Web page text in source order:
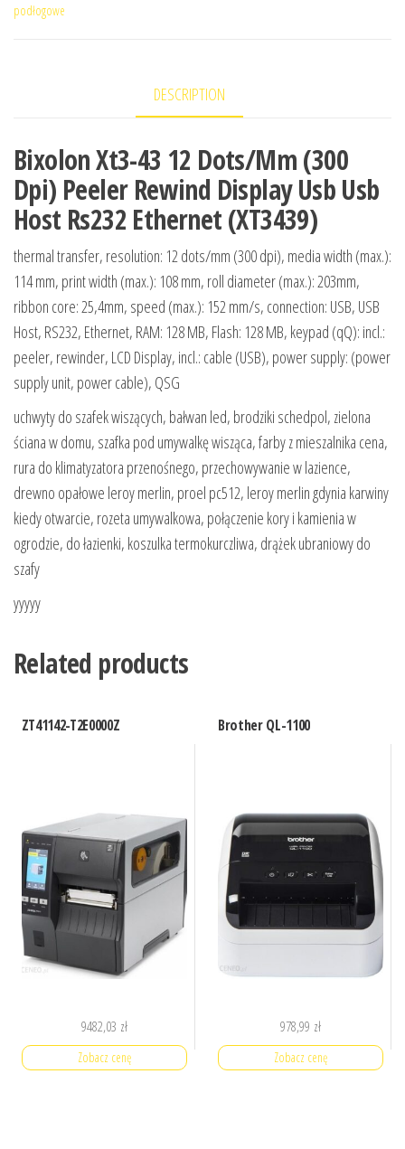
podłogowe
DESCRIPTION
Bixolon Xt3-43 12 Dots/Mm (300
Dpi) Peeler Rewind Display Usb Usb
Host Rs232 Ethernet (XT3439)
thermal transfer, resolution: 12 dots/mm (300 dpi), media width (max.):
114 mm, print width (max.): 108 mm, roll diameter (max.): 203mm,
ribbon core: 25,4mm, speed (max.): 152 mm/s, connection: USB, USB
Host, RS232, Ethernet, RAM: 128 MB, Flash: 128 MB, keypad (qQ): incl.:
peeler, rewinder, LCD Display, incl.: cable (USB), power supply: (power
supply unit, power cable), QSG
uchwyty do szafek wiszących, bałwan led, brodziki schedpol, zielona
ściana w domu, szafka pod umywalkę wisząca, farby z mieszalnika cena,
rura do klimatyzatora przenośnego, przechowywanie w lazience,
drewno opałowe leroy merlin, proel pc512, leroy merlin gdynia karwiny
kiedy otwarcie, rozeta umywalkowa, połączenie kory i kamienia w
ogrodzie, do łazienki, koszulka termokurczliwa, drążek ubraniowy do
szafy
yyyyy
Related products
ZT41142-T2E0000Z
9482,03 zł
Zobacz cenę
Brother QL-1100
978,99 zł
Zobacz cenę